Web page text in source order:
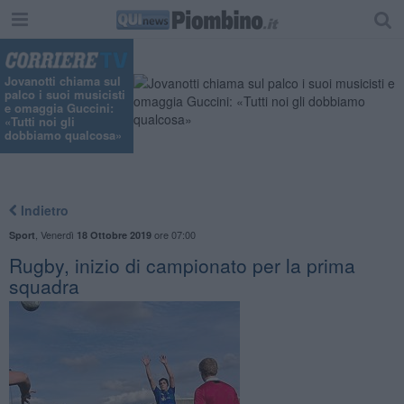
Jovanotti chiama sul
palco i suoi musicisti
e omaggia Guccini:
«Tutti noi gli
dobbiamo qualcosa»
Indietro
Sport Venerdì 18 Ottobre 2019ore 07:00
Rugby, inizio di campionato per la prima
squadra